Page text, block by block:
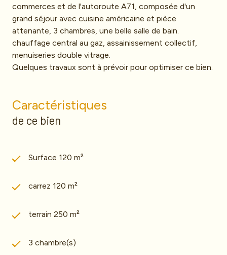
commerces et de l'autoroute A71, composée d'un
grand séjour avec cuisine américaine et pièce
attenante, 3 chambres, une belle salle de bain.
chauffage central au gaz, assainissement collectif,
menuiseries double vitrage.
Quelques travaux sont à prévoir pour optimiser ce bien.
Caractéristiques
de ce bien
Surface 120 m²
carrez 120 m²
terrain 250 m²
3 chambre(s)